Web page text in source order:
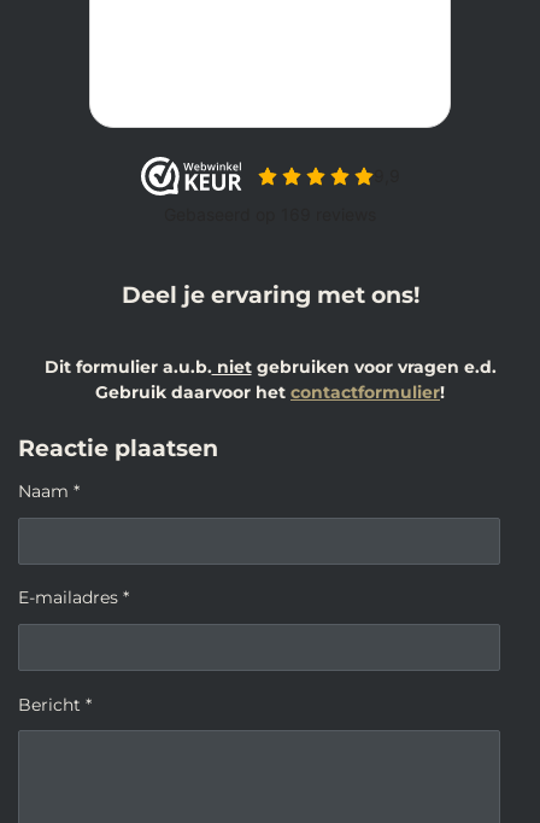
Deel je ervaring met ons!
Dit formulier a.u.b.nietgebruiken voor vragen e.d.
Gebruik daarvoor het contactformulier!
Reactie plaatsen
Naam *
E-mailadres *
Bericht *